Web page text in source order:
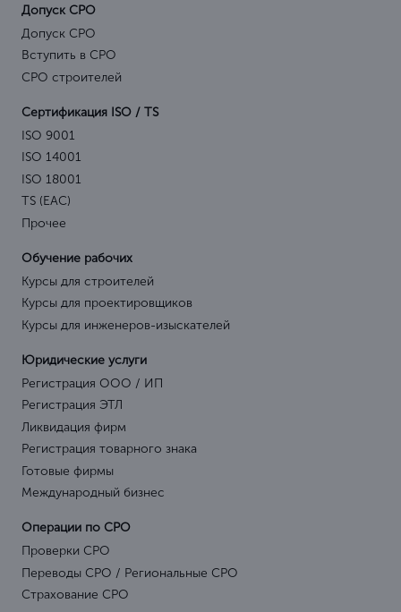
Допуск СРО
Допуск СРО
Вступить в СРО
СРО строителей
Сертификация ISO / TS
ISO 9001
ISO 14001
ISO 18001
TS (EAC)
Прочее
Обучение рабочих
Курсы для строителей
Курсы для проектировщиков
Курсы для инженеров-изыскателей
Юридические услуги
Регистрация ООО / ИП
Регистрация ЭТЛ
Ликвидация фирм
Регистрация товарного знака
Готовые фирмы
Международный бизнес
Операции по СРО
Проверки СРО
Переводы СРО / Региональные СРО
Страхование СРО